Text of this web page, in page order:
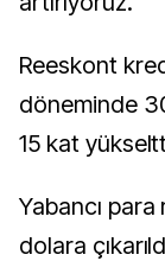
Reeskont
döneminde
15 kat
Yabancı
dolara